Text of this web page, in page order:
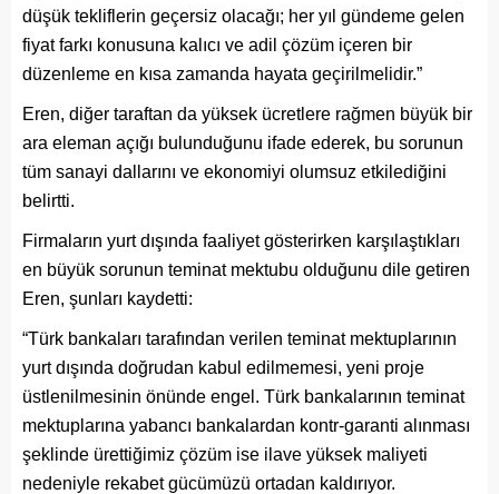
düşük tekliflerin geçersiz olacağı; her yıl gündeme gelen
fiyat farkı konusuna kalıcı ve adil çözüm içeren bir
düzenleme en kısa zamanda hayata geçirilmelidir.”
Eren, diğer taraftan da yüksek ücretlere rağmen büyük bir
ara eleman açığı bulunduğunu ifade ederek, bu sorunun
tüm sanayi dallarını ve ekonomiyi olumsuz etkilediğini
belirtti.
Firmaların yurt dışında faaliyet gösterirken karşılaştıkları
en büyük sorunun teminat mektubu olduğunu dile getiren
Eren, şunları kaydetti:
“Türk bankaları tarafından verilen teminat mektuplarının
yurt dışında doğrudan kabul edilmemesi, yeni proje
üstlenilmesinin önünde engel. Türk bankalarının teminat
mektuplarına yabancı bankalardan kontr-garanti alınması
şeklinde ürettiğimiz çözüm ise ilave yüksek maliyeti
nedeniyle rekabet gücümüzü ortadan kaldırıyor.